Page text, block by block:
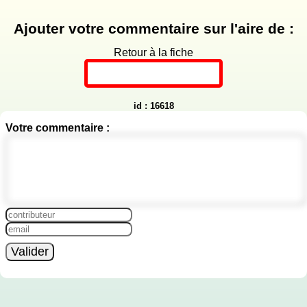
Ajouter votre commentaire sur l'aire de :
Retour à la fiche
id : 16618
Votre commentaire :
Valider